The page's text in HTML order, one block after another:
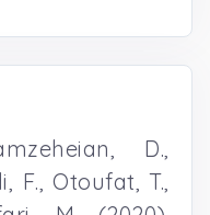
D.,
F., Otoufat, T.,